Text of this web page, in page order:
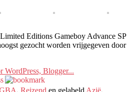
Editions Gameboy Advance SP
gezocht worden vrijgegeven door